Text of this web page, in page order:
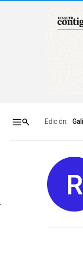
Edición:
R